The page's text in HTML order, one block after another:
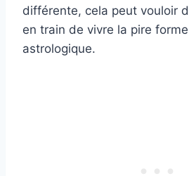
différente, cela peut vouloir
en train de vivre la pire
astrologique.